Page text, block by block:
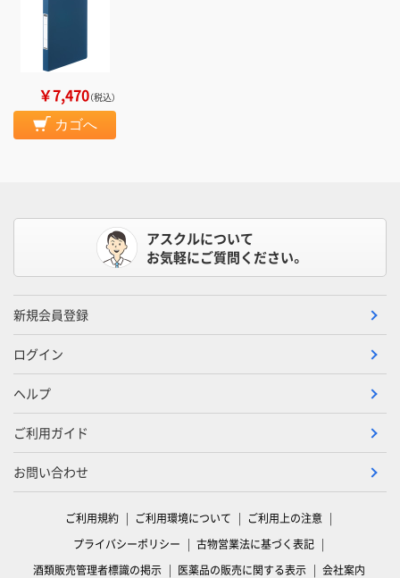
￥7,470（税込）
カゴへ
アスクルについて
お気軽にご質問ください。
新規会員登録
ログイン
ヘルプ
ご利用ガイド
お問い合わせ
ご利用規約 ご利用環境について
ご利用上の注意
プライバシーポリシー
古物営業法に基づく表記
酒類販売管理者標識の掲示
医薬品の販売に関する表示 会社案内